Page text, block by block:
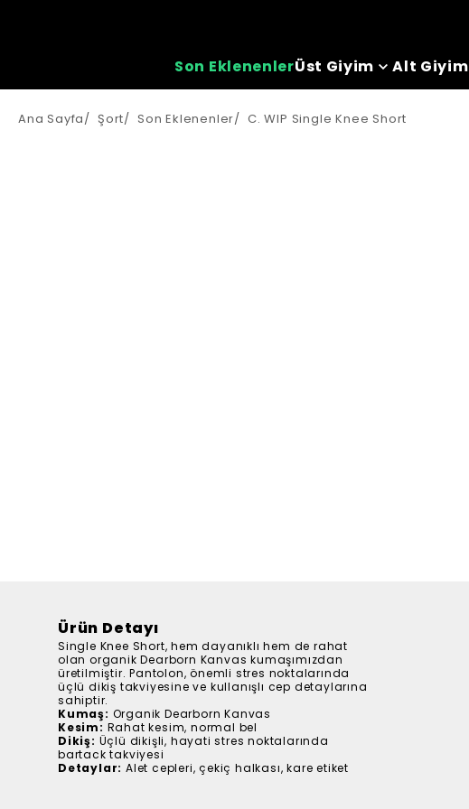
Son EklenenlerÜst Giyim Alt Giyim
Ana Sayfa/ Şort/ Son Eklenenler/ C. WIP Single Knee Short
Ürün Detayı
Single Knee Short, hem dayanıklı hem de rahat
olan organik Dearborn Kanvas kumaşımızdan
üretilmiştir. Pantolon, önemli stres noktalarında
üçlü dikiş takviyesine ve kullanışlı cep detaylarına
sahiptir.
Kumaş: Organik Dearborn Kanvas
Kesim: Rahat kesim, normal bel
Dikiş: Üçlü dikişli, hayati stres noktalarında
bartack takviyesi
Detaylar: Alet cepleri, çekiç halkası, kare etiket